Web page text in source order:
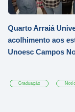
Quarto Arraiá
acolhimento aos
Unoesc Campos
Graduação